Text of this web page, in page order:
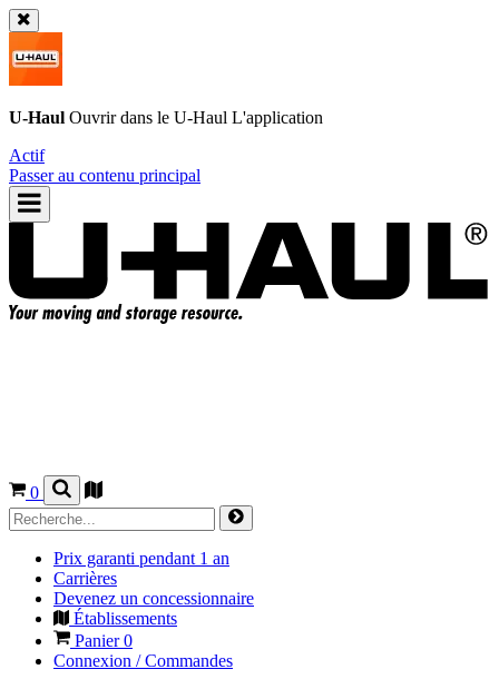
U-Haul Ouvrir dans le U-Haul L'application
Actif
Passer au contenu principal
0
Prix garanti pendant 1 an
Carrières
Devenez un concessionnaire
Établissements
Panier0
Connexion / Commandes